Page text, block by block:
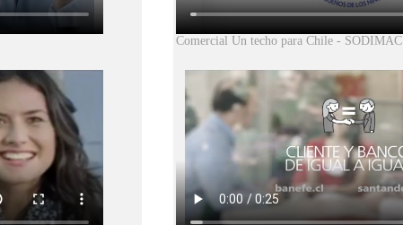
Comercial Un techo para Chile - SODIMAC